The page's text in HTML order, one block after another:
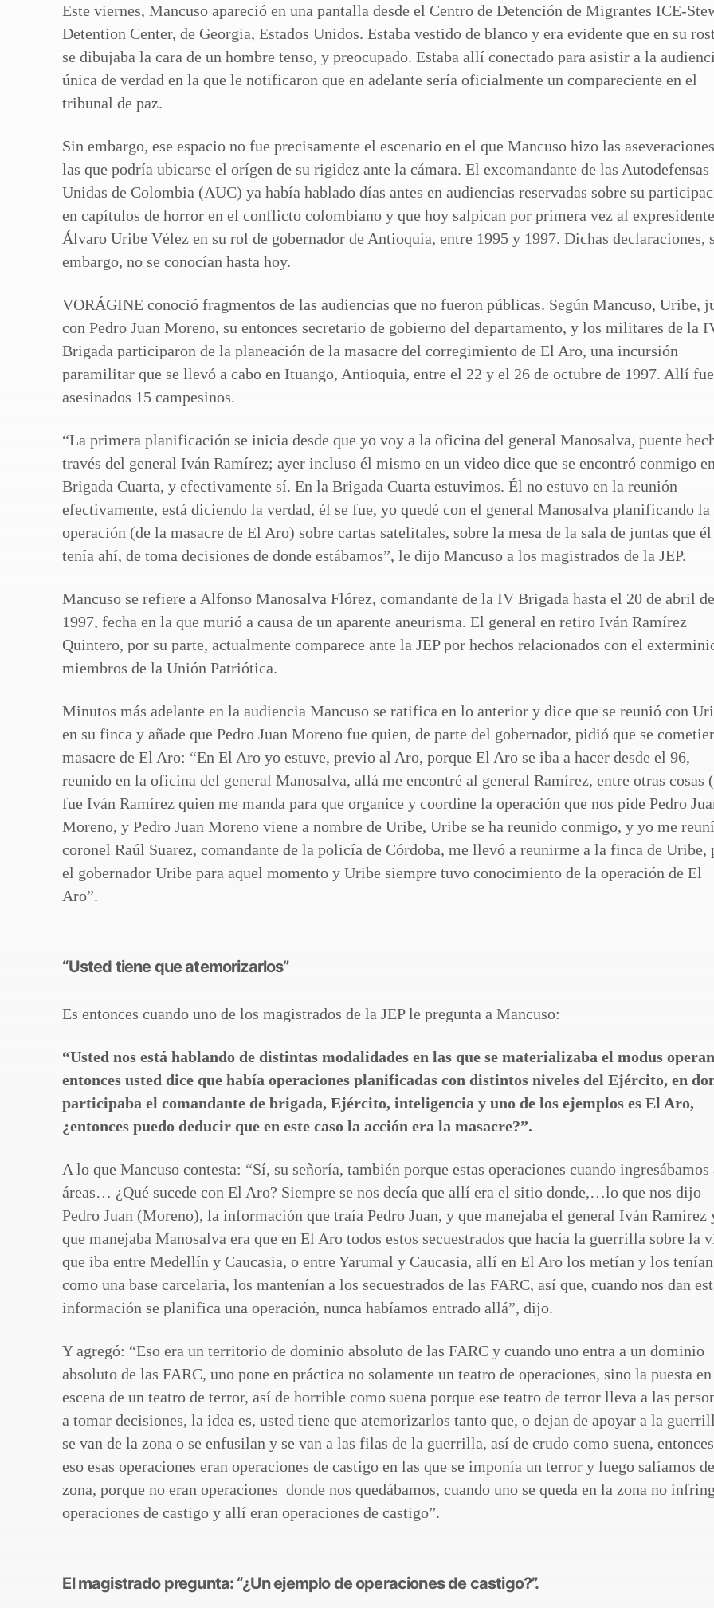
Este viernes, Mancuso apareció en una pantalla desde el Centro de Detención de Migrantes ICE-
Detention Center, de Georgia, Estados Unidos. Estaba vestido de blanco y era evidente que en su
se dibujaba la cara de un hombre tenso, y preocupado. Estaba allí conectado para asistir a la
única de verdad en la que le notificaron que en adelante sería oficialmente un compareciente en el
tribunal de paz.
Sin embargo, ese espacio no fue precisamente el escenario en el que Mancuso hizo las
las que podría ubicarse el orígen de su rigidez ante la cámara. El excomandante de las Autodefensas
Unidas de Colombia (AUC) ya había hablado días antes en audiencias reservadas sobre su
en capítulos de horror en el conflicto colombiano y que hoy salpican por primera vez al
Álvaro Uribe Vélez en su rol de gobernador de Antioquia, entre 1995 y 1997. Dichas declaraciones,
embargo, no se conocían hasta hoy.
VORÁGINE conoció fragmentos de las audiencias que no fueron públicas. Según Mancuso, Uribe,
con Pedro Juan Moreno, su entonces secretario de gobierno del departamento, y los militares de la
Brigada participaron de la planeación de la masacre del corregimiento de El Aro, una incursión
paramilitar que se llevó a cabo en Ituango, Antioquia, entre el 22 y el 26 de octubre de 1997. Allí
asesinados 15 campesinos.
“La primera planificación se inicia desde que yo voy a la oficina del general Manosalva, puente
través del general Iván Ramírez; ayer incluso él mismo en un video dice que se encontró conmigo
Brigada Cuarta, y efectivamente sí. En la Brigada Cuarta estuvimos. Él no estuvo en la reunión
efectivamente, está diciendo la verdad, él se fue, yo quedé con el general Manosalva planificando la
operación (de la masacre de El Aro) sobre cartas satelitales, sobre la mesa de la sala de juntas que él
tenía ahí, de toma decisiones de donde estábamos”, le dijo Mancuso a los magistrados de la JEP.
Mancuso se refiere a Alfonso Manosalva Flórez, comandante de la IV Brigada hasta el 20 de abril
1997, fecha en la que murió a causa de un aparente aneurisma. El general en retiro Iván Ramírez
Quintero, por su parte, actualmente comparece ante la JEP por hechos relacionados con el
miembros de la Unión Patriótica.
Minutos más adelante en la audiencia Mancuso se ratifica en lo anterior y dice que se reunió con
en su finca y añade que Pedro Juan Moreno fue quien, de parte del gobernador, pidió que se
masacre de El Aro: “En El Aro yo estuve, previo al Aro, porque El Aro se iba a hacer desde el 96,
reunido en la oficina del general Manosalva, allá me encontré al general Ramírez, entre otras
fue Iván Ramírez quien me manda para que organice y coordine la operación que nos pide Pedro
Moreno, y Pedro Juan Moreno viene a nombre de Uribe, Uribe se ha reunido conmigo, y yo me
coronel Raúl Suarez, comandante de la policía de Córdoba, me llevó a reunirme a la finca de Uribe,
el gobernador Uribe para aquel momento y Uribe siempre tuvo conocimiento de la operación de El
Aro”.
“Usted tiene que atemorizarlos”
Es entonces cuando uno de los magistrados de la JEP le pregunta a Mancuso:
“Usted nos está hablando de distintas modalidades en las que se materializaba el modus
entonces usted dice que había operaciones planificadas con distintos niveles del Ejército, en
participaba el comandante de brigada, Ejército, inteligencia y uno de los ejemplos es El Aro,
¿entonces puedo deducir que en este caso la acción era la masacre?”.
A lo que Mancuso contesta: “Sí, su señoría, también porque estas operaciones cuando ingresábamos
áreas… ¿Qué sucede con El Aro? Siempre se nos decía que allí era el sitio donde,…lo que nos dijo
Pedro Juan (Moreno), la información que traía Pedro Juan, y que manejaba el general Iván Ramírez
que manejaba Manosalva era que en El Aro todos estos secuestrados que hacía la guerrilla sobre la
que iba entre Medellín y Caucasia, o entre Yarumal y Caucasia, allí en El Aro los metían y los tenían
como una base carcelaria, los mantenían a los secuestrados de las FARC, así que, cuando nos dan
información se planifica una operación, nunca habíamos entrado allá”, dijo.
Y agregó: “Eso era un territorio de dominio absoluto de las FARC y cuando uno entra a un dominio
absoluto de las FARC, uno pone en práctica no solamente un teatro de operaciones, sino la puesta en
escena de un teatro de terror, así de horrible como suena porque ese teatro de terror lleva a las
a tomar decisiones, la idea es, usted tiene que atemorizarlos tanto que, o dejan de apoyar a la
se van de la zona o se enfusilan y se van a las filas de la guerrilla, así de crudo como suena,
eso esas operaciones eran operaciones de castigo en las que se imponía un terror y luego salíamos
zona, porque no eran operaciones donde nos quedábamos, cuando uno se queda en la zona no
operaciones de castigo y allí eran operaciones de castigo”.
El magistrado pregunta: “¿Un ejemplo de operaciones de castigo?”.